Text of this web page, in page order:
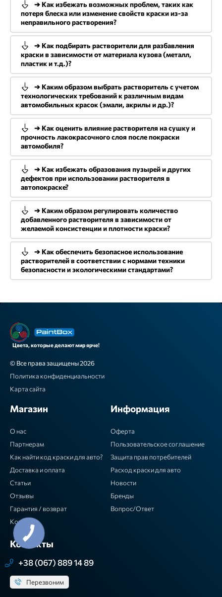
➔ Как избежать возможных проблем, таких как
потеря блеска или изменение свойств краски из-за
неправильного растворения?
➔ Как подбирать растворители для разбавления
краски в зависимости от материала кузова (металл,
пластик и т.д.)?
➔ Каким образом выбрать растворитель с учетом
технологических требований к различным видам
автомобильных красок (эмали, акрилы и др.)?
➔ Как оценить влияние растворителя на сушку и
прочность лакокрасочного слоя после покраски
автомобиля?
➔ Как избежать образования пузырей и других
дефектов при использовании растворителя в
автопокраске?
➔ Каким образом регулировать количество
добавленного растворителя в зависимости от
желаемой консистенции и плотности краски?
➔ Как обеспечить безопасное использование
растворителей в соответствии с нормами техники
безопасности и экологическими стандартами?
Цвета, которые делают мир ярче!
© Все права защищены 2026
Политика конфиденциальности
Карта сайта
Магазин
О нас
Партнерам
Как найти код краски для авто?
Доставка и оплата
Статьи
Отзывы
Гарантия / возврат
Контакты
Информация
Оферта
Пользовательское соглашение
Защита прав потребителей
Расход краски для авто
Новости
Бренды
Вопрос/Ответ
Контакты
+38 (067) 889 14 89
Перезвоним